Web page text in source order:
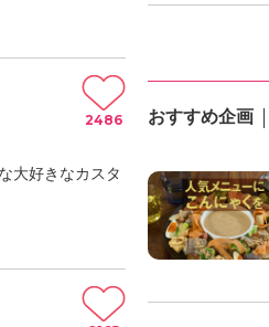
大好きなカスタ
2486 おすすめ企画